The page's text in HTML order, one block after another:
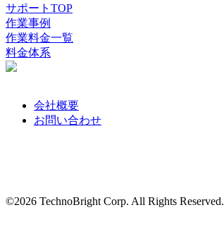
サポートTOP
作業事例
作業料金一覧
料金体系
会社概要
お問い合わせ
©2026 TechnoBright Corp. All Rights Reserved.